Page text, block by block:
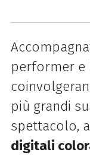
performer e
più grandi
spettacolo,
digitali